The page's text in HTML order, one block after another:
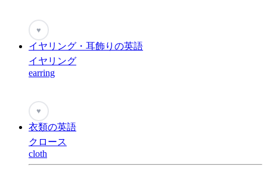
♥
イヤリング・耳飾りの英語
イヤリング
earring
♥
衣類の英語
クロース
cloth